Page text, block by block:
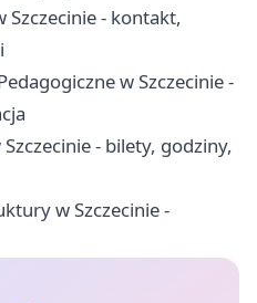
- kontakt,
w Szczecinie -
- bilety, godziny,
w Szczecinie -